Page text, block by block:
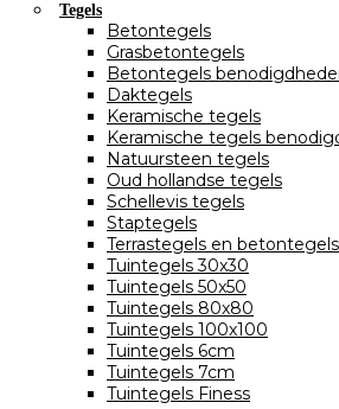
Tegels
Betontegels
Grasbetontegels
Betontegels
Daktegels
Keramische tegels
Keramische tegels
Natuursteen tegels
Oud hollandse tegels
Schellevis tegels
Staptegels
Terrastegels en betontegels
Tuintegels 30x30
Tuintegels 50x50
Tuintegels 80x80
Tuintegels 100x100
Tuintegels 6cm
Tuintegels 7cm
Tuintegels Finess